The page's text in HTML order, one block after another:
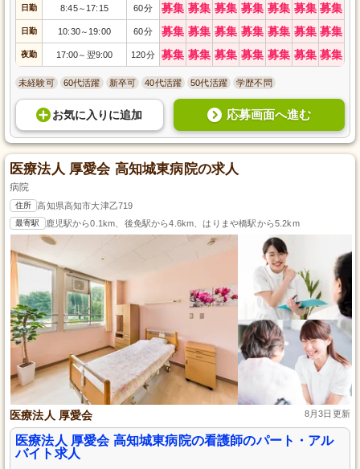
日勤 8:45～ 17:15 60分 募集 募集 募集 募集 募集 募集 募集
日勤 10:30～ 19:00 60分 募集 募集 募集 募集 募集 募集 募集
夜勤 17:00～ 翌9:00 120分 募集 募集 募集 募集 募集 募集 募集
未経験可 60代活躍 新卒可 40代活躍 50代活躍 学歴不問
お気に入り に追加 応募画面へ進む
医療法人 厚愛会 高知城東病院の求人
病院
住所 高知県高知市大津乙719
最寄駅 鹿児駅から0.1km、後免駅から4.6km、はりまや橋駅から5.2km
医療法人 厚愛会 8月3日更新
医療法人 厚愛会 高知城東病院の看護師のパート・アル
バイト求人